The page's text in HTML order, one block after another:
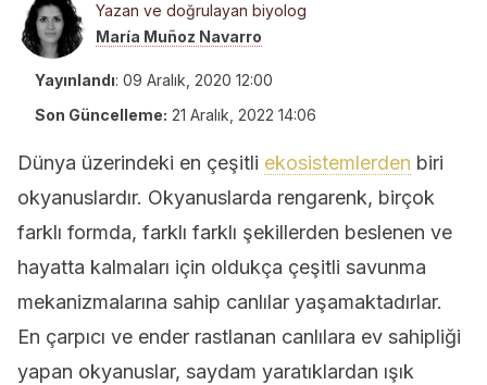
Yazan ve doğrulayan biyolog
María Muñoz Navarro
Yayınlandı: 09 Aralık, 2020 12:00
Son Güncelleme: 21 Aralık, 2022 14:06
Dünya üzerindeki en çeşitli ekosistemlerden biri
okyanuslardır. Okyanuslarda rengarenk, birçok
farklı formda, farklı farklı şekillerden beslenen ve
hayatta kalmaları için oldukça çeşitli savunma
mekanizmalarına sahip canlılar yaşamaktadırlar.
En çarpıcı ve ender rastlanan canlılara ev sahipliği
yapan okyanuslar, saydam yaratıklardan ışık